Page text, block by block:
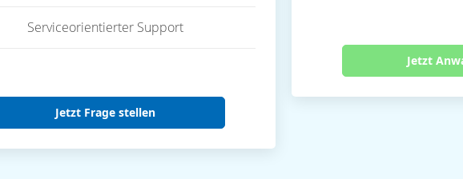
Serviceorientierter Support
Jetzt Frage stellen
Jetzt